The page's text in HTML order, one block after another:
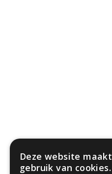
Deze website maakt
gebruik van cookies.